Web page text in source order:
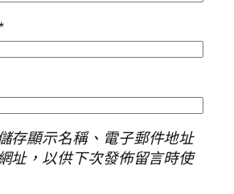
存顯示名稱、電子郵件地址
址，以供下次發佈留言時使